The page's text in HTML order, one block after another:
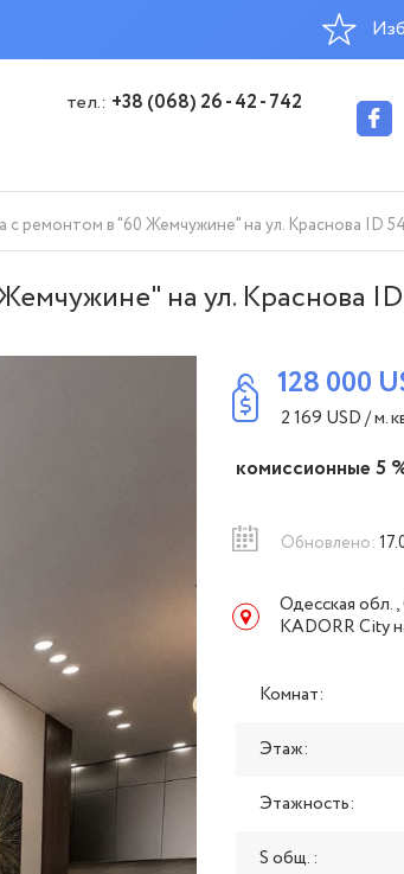
тел.: +38 (068) 26 - 42 - 742
с ремонтом в "60 Жемчужине" на ул. Краснова ID
на ул. Краснова
128 000
2 169 USD/ м.
комиссионные 5
Обновлено:
Одесская
KADORR City
Комнат:
Этаж:
Этажность:
S общ. :